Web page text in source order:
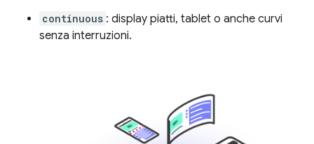
continuous : display piatti, tablet o anche curvi
senza interruzioni.